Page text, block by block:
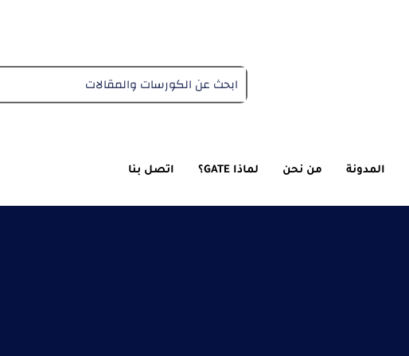
المدونة من نحن لماذا GATE؟ اتصل بنا